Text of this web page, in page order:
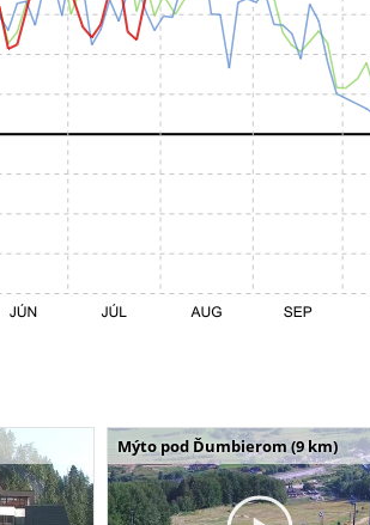
Mýto pod Ďumbierom (9 km)